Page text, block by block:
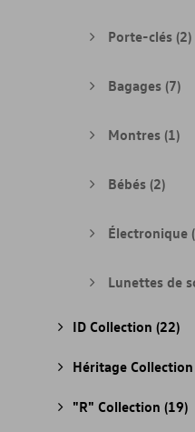
Porte-clés (2)
Bagages (7)
Montres (1)
Bébés (2)
Électronique
Lunettes de
ID Collection (22)
Héritage Collection
"R" Collection (19)